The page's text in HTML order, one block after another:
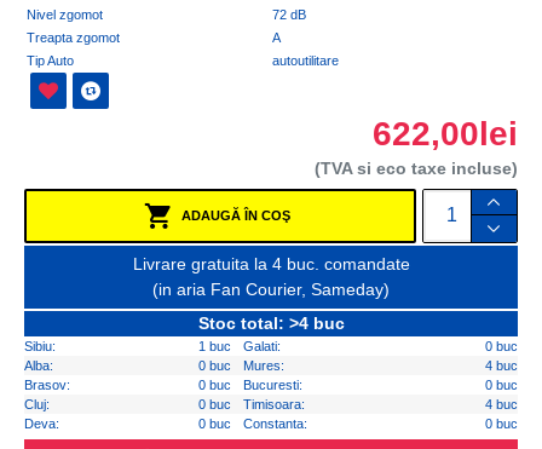
Nivel zgomot
72 dB
Treapta zgomot
A
Tip Auto
autoutilitare
622,00lei
(TVA si eco taxe incluse)
ADAUGĂ ÎN COŞ
Livrare gratuita la 4 buc. comandate
(in aria Fan Courier, Sameday)
Stoc total: >4 buc
Sibiu: 1 buc Galati:
0 buc
Alba:
0 buc Mures:
4 buc
Brasov:
0 buc Bucuresti:
0 buc
Cluj:
0 buc Timisoara:
4 buc
Deva:
0 buc Constanta: 0 buc